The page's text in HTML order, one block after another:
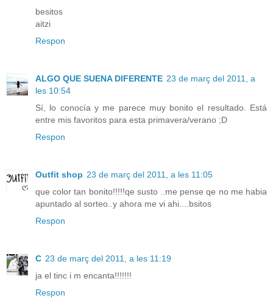
besitos
aitzi
Respon
ALGO QUE SUENA DIFERENTE 23 de març del 2011, a
les 10:54
Sí, lo conocía y me parece muy bonito el resultado. Está
entre mis favoritos para esta primavera/verano ;D
Respon
Outfit shop 23 de març del 2011, a les 11:05
que color tan bonito!!!!!qe susto ..me pense qe no me habia
apuntado al sorteo..y ahora me vi ahi....bsitos
Respon
C 23 de març del 2011, a les 11:19
ja el tinc i m encanta!!!!!!!
Respon